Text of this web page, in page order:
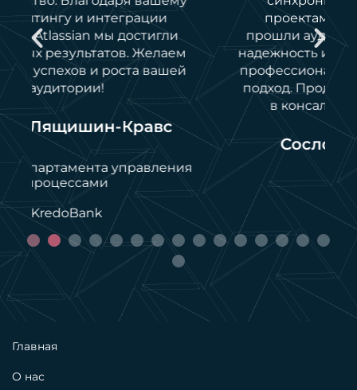
проектами. Продукты успешно
прошли аудиты. KEY4 доказала свою
надежность и гибкость. Благодарим за
профессионализм и индивидуальный
подход. Продолжаем сотрудничество
в консалтинге и разработках.
Сословский Андрей
ИТ-директор
МЛ Дила
Главная
О нас